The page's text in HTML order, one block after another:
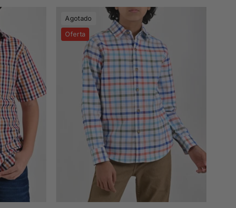
Camisa
Yale
Boys
Manga
Larga
Regular
Fit
4674
Blanco
Agotado
Oferta